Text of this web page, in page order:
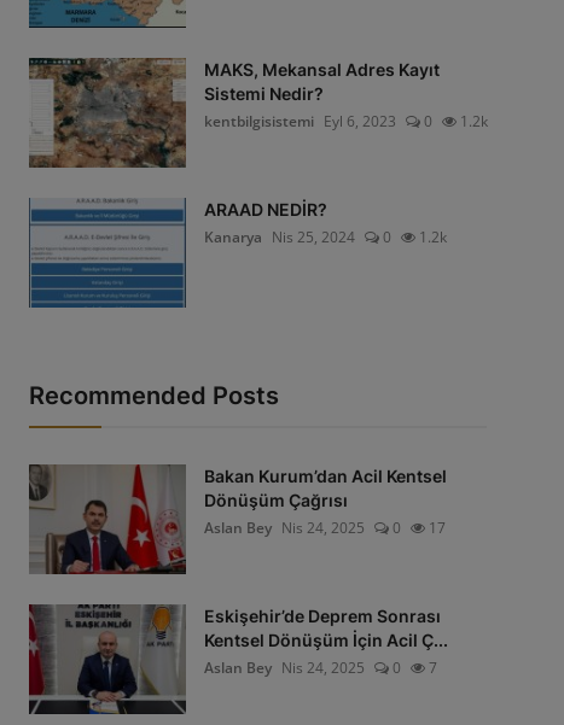
MAKS, Mekansal Adres Kayıt
Sistemi Nedir?
kentbilgisistemi Eyl 6, 2023 0 1.2k
ARAAD NEDİR?
Kanarya Nis 25, 2024 0 1.2k
Recommended Posts
Bakan Kurum’dan Acil Kentsel
Dönüşüm Çağrısı
Aslan Bey Nis 24, 2025 0 17
Eskişehir’de Deprem Sonrası
Kentsel Dönüşüm İçin Acil Ç...
Aslan Bey Nis 24, 2025 0 7